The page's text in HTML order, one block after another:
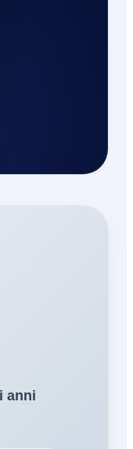
anni